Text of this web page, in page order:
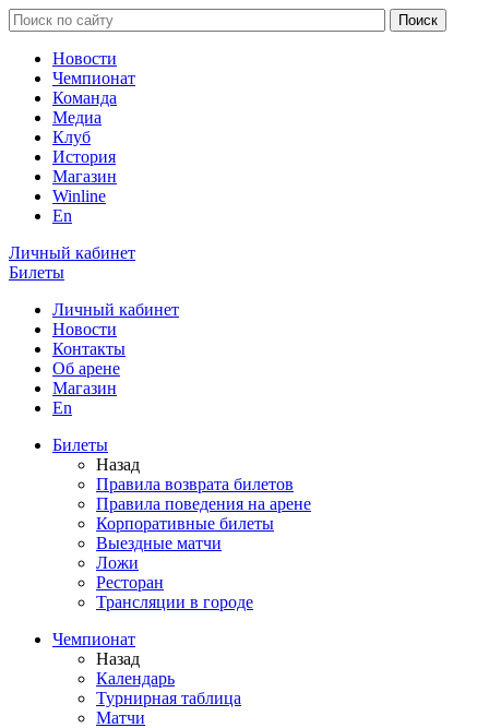
Новости
Чемпионат
Команда
Медиа
Клуб
История
Магазин
Winline
En
Личный кабинет
Билеты
Личный кабинет
Новости
Контакты
Об арене
Магазин
En
Билеты
Назад
Правила возврата билетов
Правила поведения на арене
Корпоративные билеты
Выездные матчи
Ложи
Ресторан
Трансляции в городе
Чемпионат
Назад
Календарь
Турнирная таблица
Матчи